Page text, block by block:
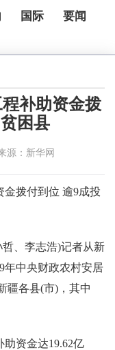
国际
要闻
补助资金拨
困县
源：新华网
金拨付到位 逾9成投
、李志浩)记者从新
年中央财政农村安居
疆各县(市)，其中
资金达19.62亿